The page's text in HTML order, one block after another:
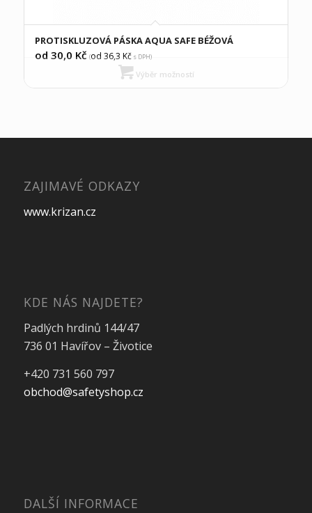
PROTISKLUZOVÁ PÁSKA AQUA SAFE BÉŽOVÁ
od 30,0 Kč (od 36,3 Kčs DPH)
Výběr možností
ZAJIMAVÉ ODKAZY
www.krizan.cz
KDE NÁS NAJDETE?
Padlých hrdinů 144/47
736 01 Havířov – Životice
+420 731 560 797
obchod@safetyshop.cz
DALŠÍ INFORMACE